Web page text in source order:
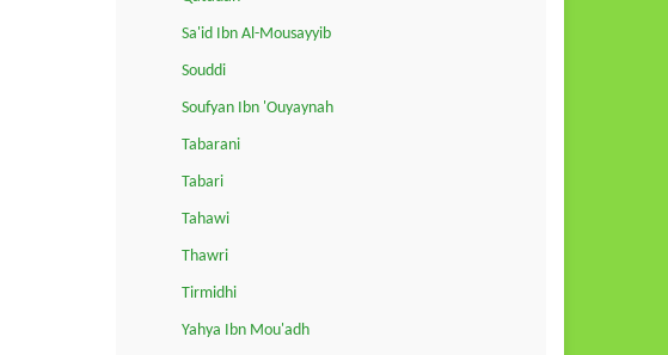
Sa'id Ibn Al-Mousayyib
Souddi
Soufyan Ibn 'Ouyaynah
Tabarani
Tabari
Tahawi
Thawri
Tirmidhi
Yahya Ibn Mou'adh